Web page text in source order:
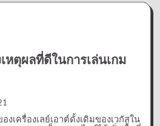
หตุผลที่ดีในการเล่นเกม
งเครื่องเลย์เอาต์ดั้งเดิมของเวกัสใน